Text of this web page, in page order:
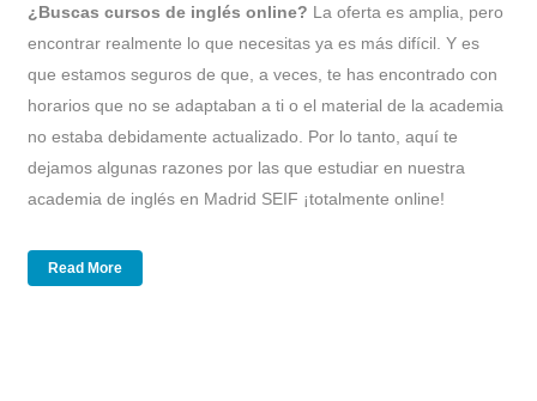
¿Buscas cursos de inglés online? La oferta es amplia, pero
encontrar realmente lo que necesitas ya es más difícil. Y es
que estamos seguros de que, a veces, te has encontrado con
horarios que no se adaptaban a ti o el material de la academia
no estaba debidamente actualizado. Por lo tanto, aquí te
dejamos algunas razones por las que estudiar en nuestra
academia de inglés en Madrid SEIF ¡totalmente online!
Read More